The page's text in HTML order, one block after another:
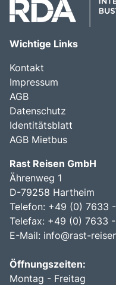
Wichtige Links
Kontakt
Impressum
AGB
Datenschutz
Identitätsblatt
AGB Mietbus
Rast Reisen GmbH
Ährenweg 1
D-79258 Hartheim
Telefon: +49 (0) 7633
Telefax: +49 (0) 7633
E-Mail: info@rast-
Öffnungszeiten:
Montag - Freitag